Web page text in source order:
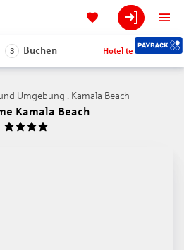
3 Buchen Hotel teilen
Umgebung . Kamala Beach
Kamala Beach
4